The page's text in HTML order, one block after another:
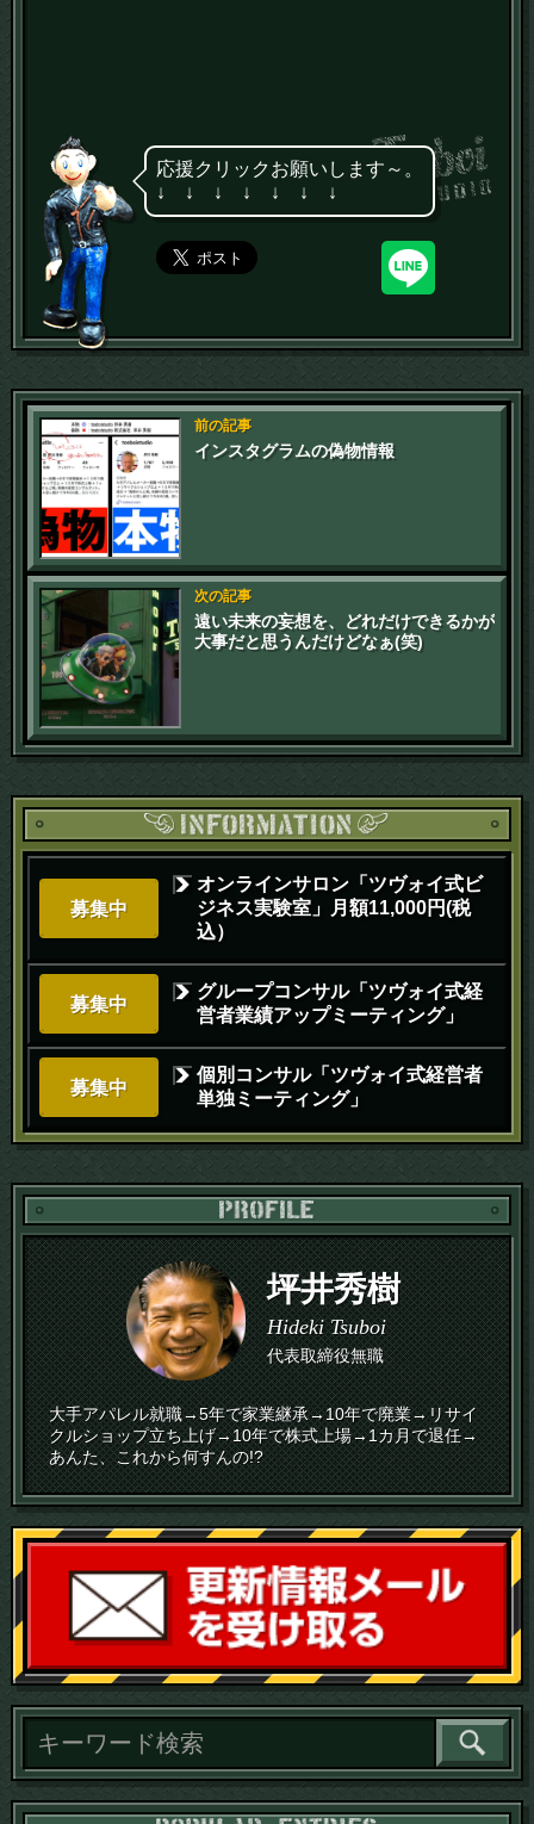
応援クリックお願いします～。
↓ ↓ ↓ ↓ ↓ ↓ ↓
前の記事
インスタグラムの偽物情報
次の記事
遠い未来の妄想を、どれだけできるかが
大事だと思うんだけどなぁ(笑)
募集中
オンラインサロン「ツヴォイ式ビ
ジネス実験室」月額11,000円(税
込）
募集中
グループコンサル「ツヴォイ式経
営者業績アップミーティング」
募集中
個別コンサル「ツヴォイ式経営者
単独ミーティング」
坪井秀樹
Hideki Tsuboi
代表取締役無職
大手アパレル就職→5年で家業継承→10年で廃業→リサイ
クルショップ立ち上げ→10年で株式上場→1カ月で退任→
あんた、これから何すんの!?
読